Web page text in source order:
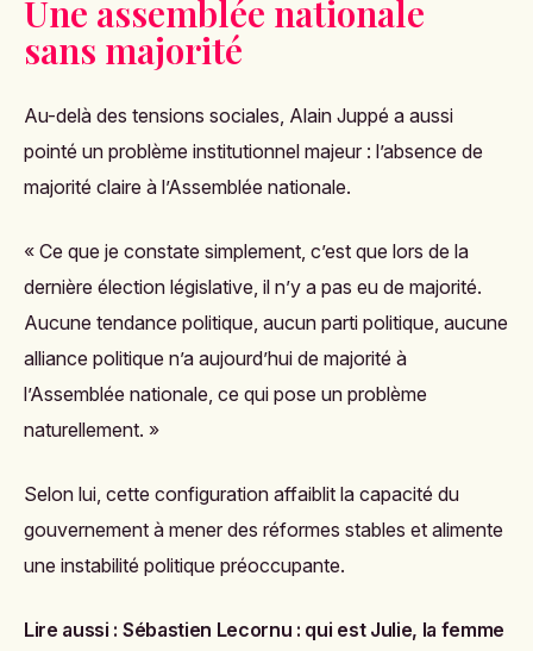
Une assemblée nationale
sans majorité
Au-delà des tensions sociales, Alain Juppé a aussi
pointé un problème institutionnel majeur : l’absence de
majorité claire à l’Assemblée nationale.
« Ce que je constate simplement, c’est que lors de la
dernière élection législative, il n’y a pas eu de majorité.
Aucune tendance politique, aucun parti politique, aucune
alliance politique n’a aujourd’hui de majorité à
l’Assemblée nationale, ce qui pose un problème
naturellement. »
Selon lui, cette configuration affaiblit la capacité du
gouvernement à mener des réformes stables et alimente
une instabilité politique préoccupante.
Lire aussi : Sébastien Lecornu : qui est Julie, la femme